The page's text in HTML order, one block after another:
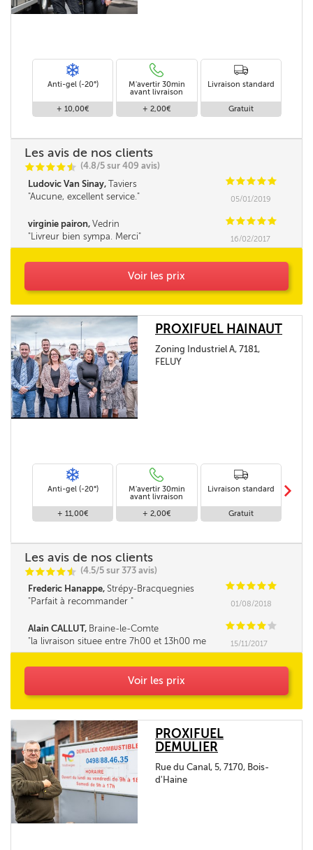
Anti-gel (-20°)
+ 10,00€
M'avertir 30min
avant livraison
+ 2,00€
Livraison standard
Gratuit
Les avis de nos clients
CCCCi
@ (4.8/5 sur 409 avis)
Ludovic Van Sinay, Taviers CCCCC
Aucune, excellent service.
05/01/2019
virginie pairon, Vedrin CCCCC
Livreur bien sympa. Merci
16/02/2017
Voir les prix
PROXIFUEL HAINAUT
Zoning Industriel A, 7181,
FELUY
Anti-gel (-20°)
+ 11,00€
M'avertir 30min
avant livraison
+ 2,00€
Livraison standard
Gratuit
m
Les avis de nos clients
CCCCi
@ (4.5/5 sur 373 avis)
Frederic Hanappe, Strépy-Bracquegnies CCCCC
Parfait à recommander
01/08/2018
Alain CALLUT, Braine-le-Comte CCCC C
la livraison situee entre 7h00 et 13h00 me
parait tres longue. la fourchette ne pourrait elle
15/11/2017
Voir les prix
PROXIFUEL
DEMULIER
Rue du Canal, 5, 7170, Bois-
d'Haine